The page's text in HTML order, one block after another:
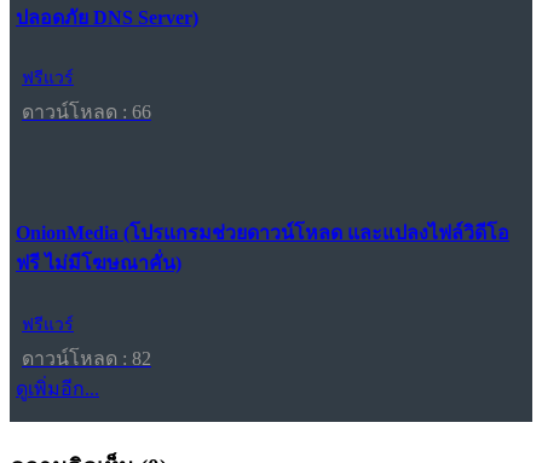
ปลอดภัย DNS Server)
ฟรีแวร์
ดาวน์โหลด : 66
OnionMedia (โปรแกรมช่วยดาวน์โหลด และแปลงไฟล์วิดีโอ
ฟรี ไม่มีโฆษณาคั่น)
ฟรีแวร์
ดาวน์โหลด : 82
ดูเพิ่มอีก...